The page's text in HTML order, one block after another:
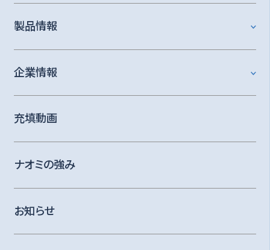
製品情報
企業情報
充填動画
ナオミの強み
お知らせ